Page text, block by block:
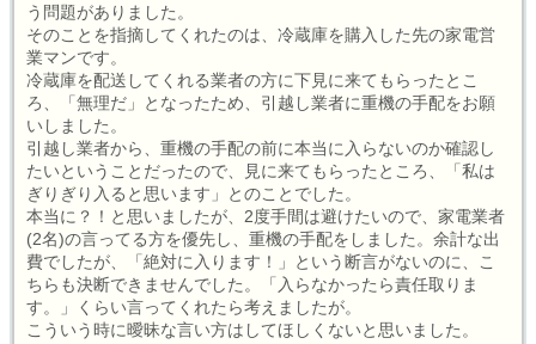
う問題がありました。
そのことを指摘してくれたのは、冷蔵庫を購入した先の家電営
業マンです。
冷蔵庫を配送してくれる業者の方に下見に来てもらったとこ
ろ、「無理だ」となったため、引越し業者に重機の手配をお願
いしました。
引越し業者から、重機の手配の前に本当に入らないのか確認し
たいということだったので、見に来てもらったところ、「私は
ぎりぎり入ると思います」とのことでした。
本当に？！と思いましたが、2度手間は避けたいので、家電業者
(2名)の言ってる方を優先し、重機の手配をしました。余計な出
費でしたが、「絶対に入ります！」という断言がないのに、こ
ちらも決断できませんでした。「入らなかったら責任取りま
す。」くらい言ってくれたら考えましたが。
こういう時に曖昧な言い方はしてほしくないと思いました。